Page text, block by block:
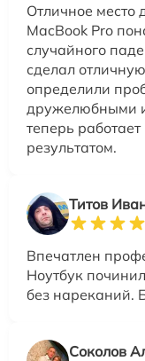
Отличное место
MacBook Pro
случайного
сделал
определили
дружелюбными
теперь
результатом.
Титов
Впечатлен
Ноутбук
без нареканий.
Соколов